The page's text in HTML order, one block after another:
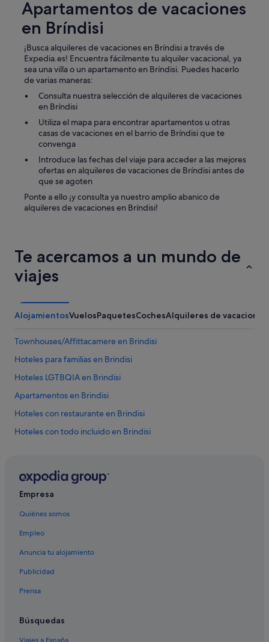
Apartamentos de vacaciones
en Bríndisi
¡Busca alquileres de vacaciones en Bríndisi a través de
Expedia.es! Encuentra fácilmente tu alquiler vacacional, ya
sea una villa o un apartamento en Bríndisi. Puedes hacerlo
de varias maneras:
Consulta nuestra selección de alquileres de vacaciones
en Bríndisi
Utiliza el mapa para encontrar apartamentos u otras
casas de vacaciones en el barrio de Bríndisi que te
convenga
Introduce las fechas del viaje para acceder a las mejores
ofertas en alquileres de vacaciones de Bríndisi antes de
que se agoten
Ponte a ello ¡y consulta ya nuestro amplio abanico de
alquileres de vacaciones en Bríndisi!
Te acercamos a un mundo de
viajes
AlojamientosVuelosPaquetesCochesAlquileres de vacaciones
Townhouses/Affittacamere en Brindisi
Hoteles para familias en Brindisi
Hoteles LGTBQIA en Brindisi
Apartamentos en Brindisi
Hoteles con restaurante en Brindisi
Hoteles con todo incluido en Brindisi
Hoteles de 5 estrellas en Brindisi
B&B en Brindisi
Campings de caravanas en Brindisi
Hoteles de 4 estrellas en Brindisi
Casas privadas de vacaciones en Brindisi
Empresa
Quiénes somos
Empleo
Anuncia tu alojamiento
Publicidad
Prensa
Búsquedas